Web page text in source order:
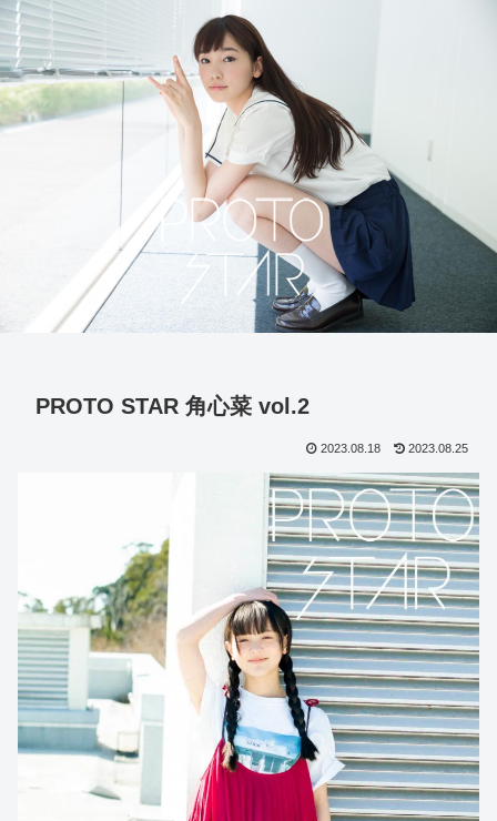
PROTO STAR 角心菜 vol.2
2023.08.18 2023.08.25